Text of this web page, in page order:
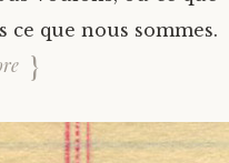
ce que nous sommes.